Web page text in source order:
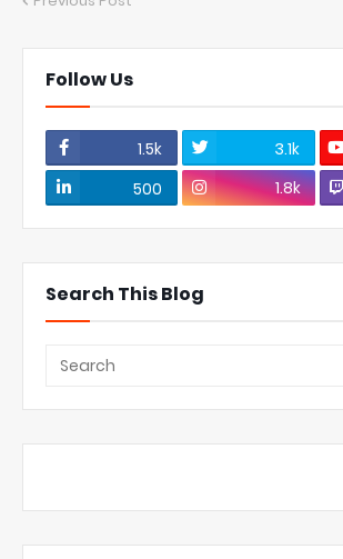
Follow Us
1.5k 3.1k
500
1.8k
Search This Blog